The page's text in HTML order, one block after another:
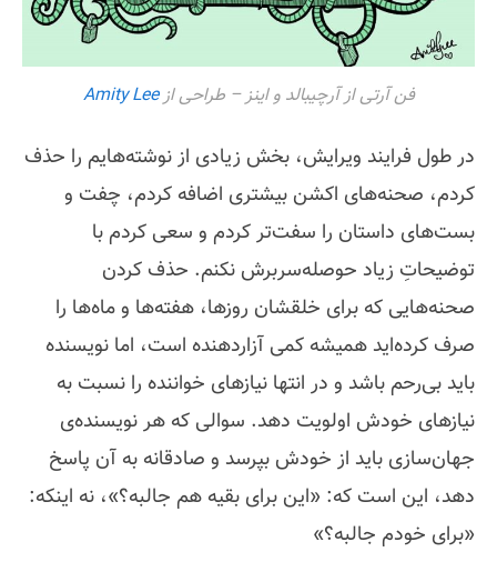
فن آرتی از آرچیبالد و اینز – طراحی ازAmity Lee
در طول فرایند ویرایش، بخش زیادی از نوشته‌هایم را حذف
کردم، صحنه‌های اکشن بیشتری اضافه کردم، چفت و
بست‌های داستان را سفت‌تر کردم و سعی کردم با
توضیحاتِ زیاد حوصله‌سربرش نکنم. حذف کردن
صحنه‌هایی که برای خلقشان روزها، هفته‌ها و ماه‌ها را
صرف کرده‌اید همیشه کمی آزاردهنده است، اما نویسنده
باید بی‌رحم باشد و در انتها نیازهای خواننده را نسبت به
نیازهای خودش اولویت دهد. سوالی که هر نویسنده‌ی
جهان‌سازی باید از خودش بپرسد و صادقانه به آن پاسخ
دهد، این است که: «این برای بقیه هم جالبه؟»، نه اینکه:
«برای خودم جالبه؟»